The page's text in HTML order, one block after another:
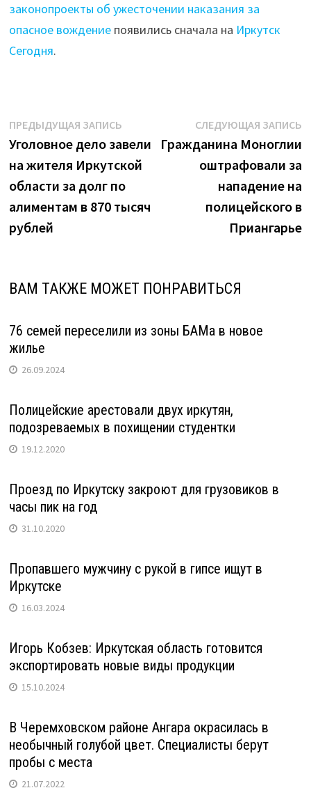
законопроекты об ужесточении наказания за
опасное вождениепоявились сначала на Иркутск
Сегодня.
Навигация
по
записям
ПРЕДЫДУЩАЯ ЗАПИСЬПредыдущая
запись:
Уголовное дело завели
на жителя Иркутской
области за долг по
алиментам в 870 тысяч
рублей
СЛЕДУЮЩАЯ ЗАПИСЬ
Гражданина Моноглии
оштрафовали за
нападение на
полицейского в
Приангарье
ВАМ ТАКЖЕ МОЖЕТ ПОНРАВИТЬСЯ
76 семей переселили из зоны БАМа в новое
жилье
26.09.2024
Полицейские арестовали двух иркутян,
подозреваемых в похищении студентки
19.12.2020
Проезд по Иркутску закроют для грузовиков в
часы пик на год
31.10.2020
Пропавшего мужчину с рукой в гипсе ищут в
Иркутске
16.03.2024
Игорь Кобзев: Иркутская область готовится
экспортировать новые виды продукции
15.10.2024
В Черемховском районе Ангара окрасилась в
необычный голубой цвет. Специалисты берут
пробы с места
21.07.2022